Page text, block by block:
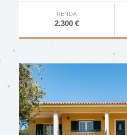
EFICIÊNCIA ENERGÉTICA
VARANDA/TERRAÇO
RENDA
2.300 €